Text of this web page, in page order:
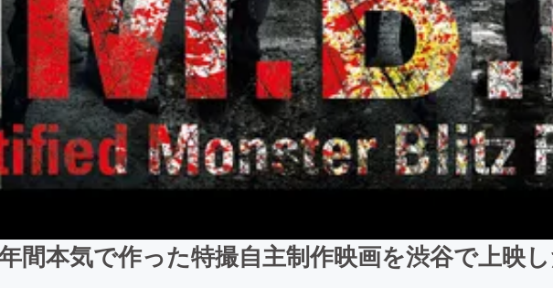
間本気で作った特撮自主制作映画を渋谷で上映し